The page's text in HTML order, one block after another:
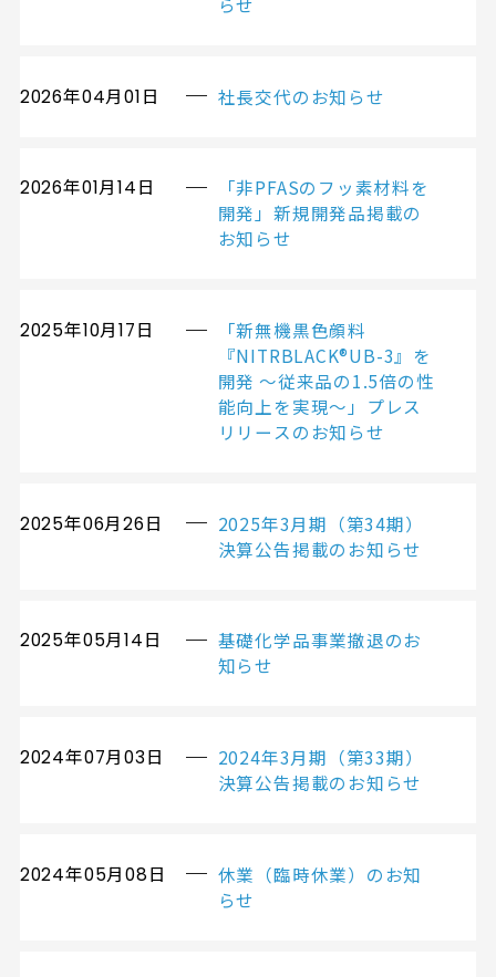
2026年04月01日 社長交代のお知らせ
2026年01月14日
「非PFASのフッ素材料を
開発」新規開発品掲載の
お知らせ
2025年10月17日
「新無機黒色顔料
『NITRBLACK®UB-3』を
開発 ～従来品の1.5倍の性
能向上を実現～」プレス
リリースのお知らせ
2025年06月26日
2025年3月期（第34期）
決算公告掲載のお知らせ
2025年05月14日
基礎化学品事業撤退のお
知らせ
2024年07月03日
2024年3月期（第33期）
決算公告掲載のお知らせ
2024年05月08日
休業（臨時休業）のお知
らせ